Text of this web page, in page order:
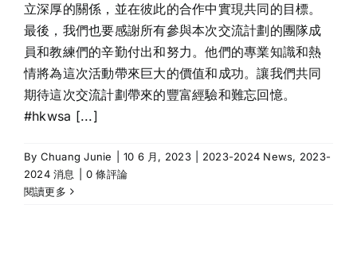
立深厚的關係，並在彼此的合作中實現共同的目標。
最後，我們也要感謝所有參與本次交流計劃的團隊成
員和教練們的辛勤付出和努力。他們的專業知識和熱
情將為這次活動帶來巨大的價值和成功。讓我們共同
期待這次交流計劃帶來的豐富經驗和難忘回憶。
#hkwsa [...]
By Chuang Junie 10 6 月, 2023 2023-2024 News, 2023-
2024 消息
0 條評論
閱讀更多